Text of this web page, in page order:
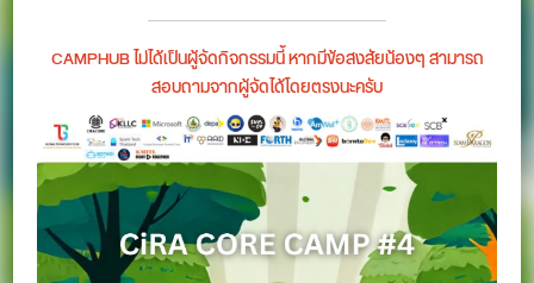
CAMPHUB ไม่ได้เป็นผู้จัดกิจกรรมนี้ หากมีข้อสงสัยน้องๆ สามารถ
สอบถามจากผู้จัดได้โดยตรงนะครับ